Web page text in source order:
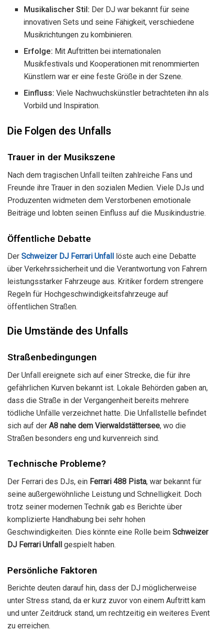
Musikalischer Stil: Der DJ war bekannt für seine
innovativen Sets und seine Fähigkeit, verschiedene
Musikrichtungen zu kombinieren.
Erfolge: Mit Auftritten bei internationalen
Musikfestivals und Kooperationen mit renommierten
Künstlern war er eine feste Größe in der Szene.
Einfluss: Viele Nachwuchskünstler betrachteten ihn als
Vorbild und Inspiration.
Die Folgen des Unfalls
Trauer in der Musikszene
Nach dem tragischen Unfall teilten zahlreiche Fans und
Freunde ihre Trauer in den sozialen Medien. Viele DJs und
Produzenten widmeten dem Verstorbenen emotionale
Beiträge und lobten seinen Einfluss auf die Musikindustrie.
Öffentliche Debatte
Der Schweizer DJ Ferrari Unfall
löste auch eine Debatte
über Verkehrssicherheit und die Verantwortung von Fahrern
leistungsstarker Fahrzeuge aus. Kritiker fordern strengere
Regeln für Hochgeschwindigkeitsfahrzeuge auf
öffentlichen Straßen.
Die Umstände des Unfalls
Straßenbedingungen
Der Unfall ereignete sich auf einer Strecke, die für ihre
gefährlichen Kurven bekannt ist. Lokale Behörden gaben an,
dass die Straße in der Vergangenheit bereits mehrere
tödliche Unfälle verzeichnet hatte. Die Unfallstelle befindet
sich auf der A8 nahe dem Vierwaldstättersee, wo die
Straßen besonders eng und kurvenreich sind.
Technische Probleme?
Der Ferrari des DJs, ein Ferrari 488 Pista, war bekannt für
seine außergewöhnliche Leistung und Schnelligkeit. Doch
trotz seiner modernen Technik gab es Berichte über
komplizierte Handhabung bei sehr hohen
Geschwindigkeiten. Dies könnte eine Rolle beim Schweizer
DJ Ferrari Unfall gespielt haben.
Persönliche Faktoren
Berichte deuten darauf hin, dass der DJ möglicherweise
unter Stress stand, da er kurz zuvor von einem Auftritt kam
und unter Zeitdruck stand, um rechtzeitig ein weiteres Event
zu erreichen.